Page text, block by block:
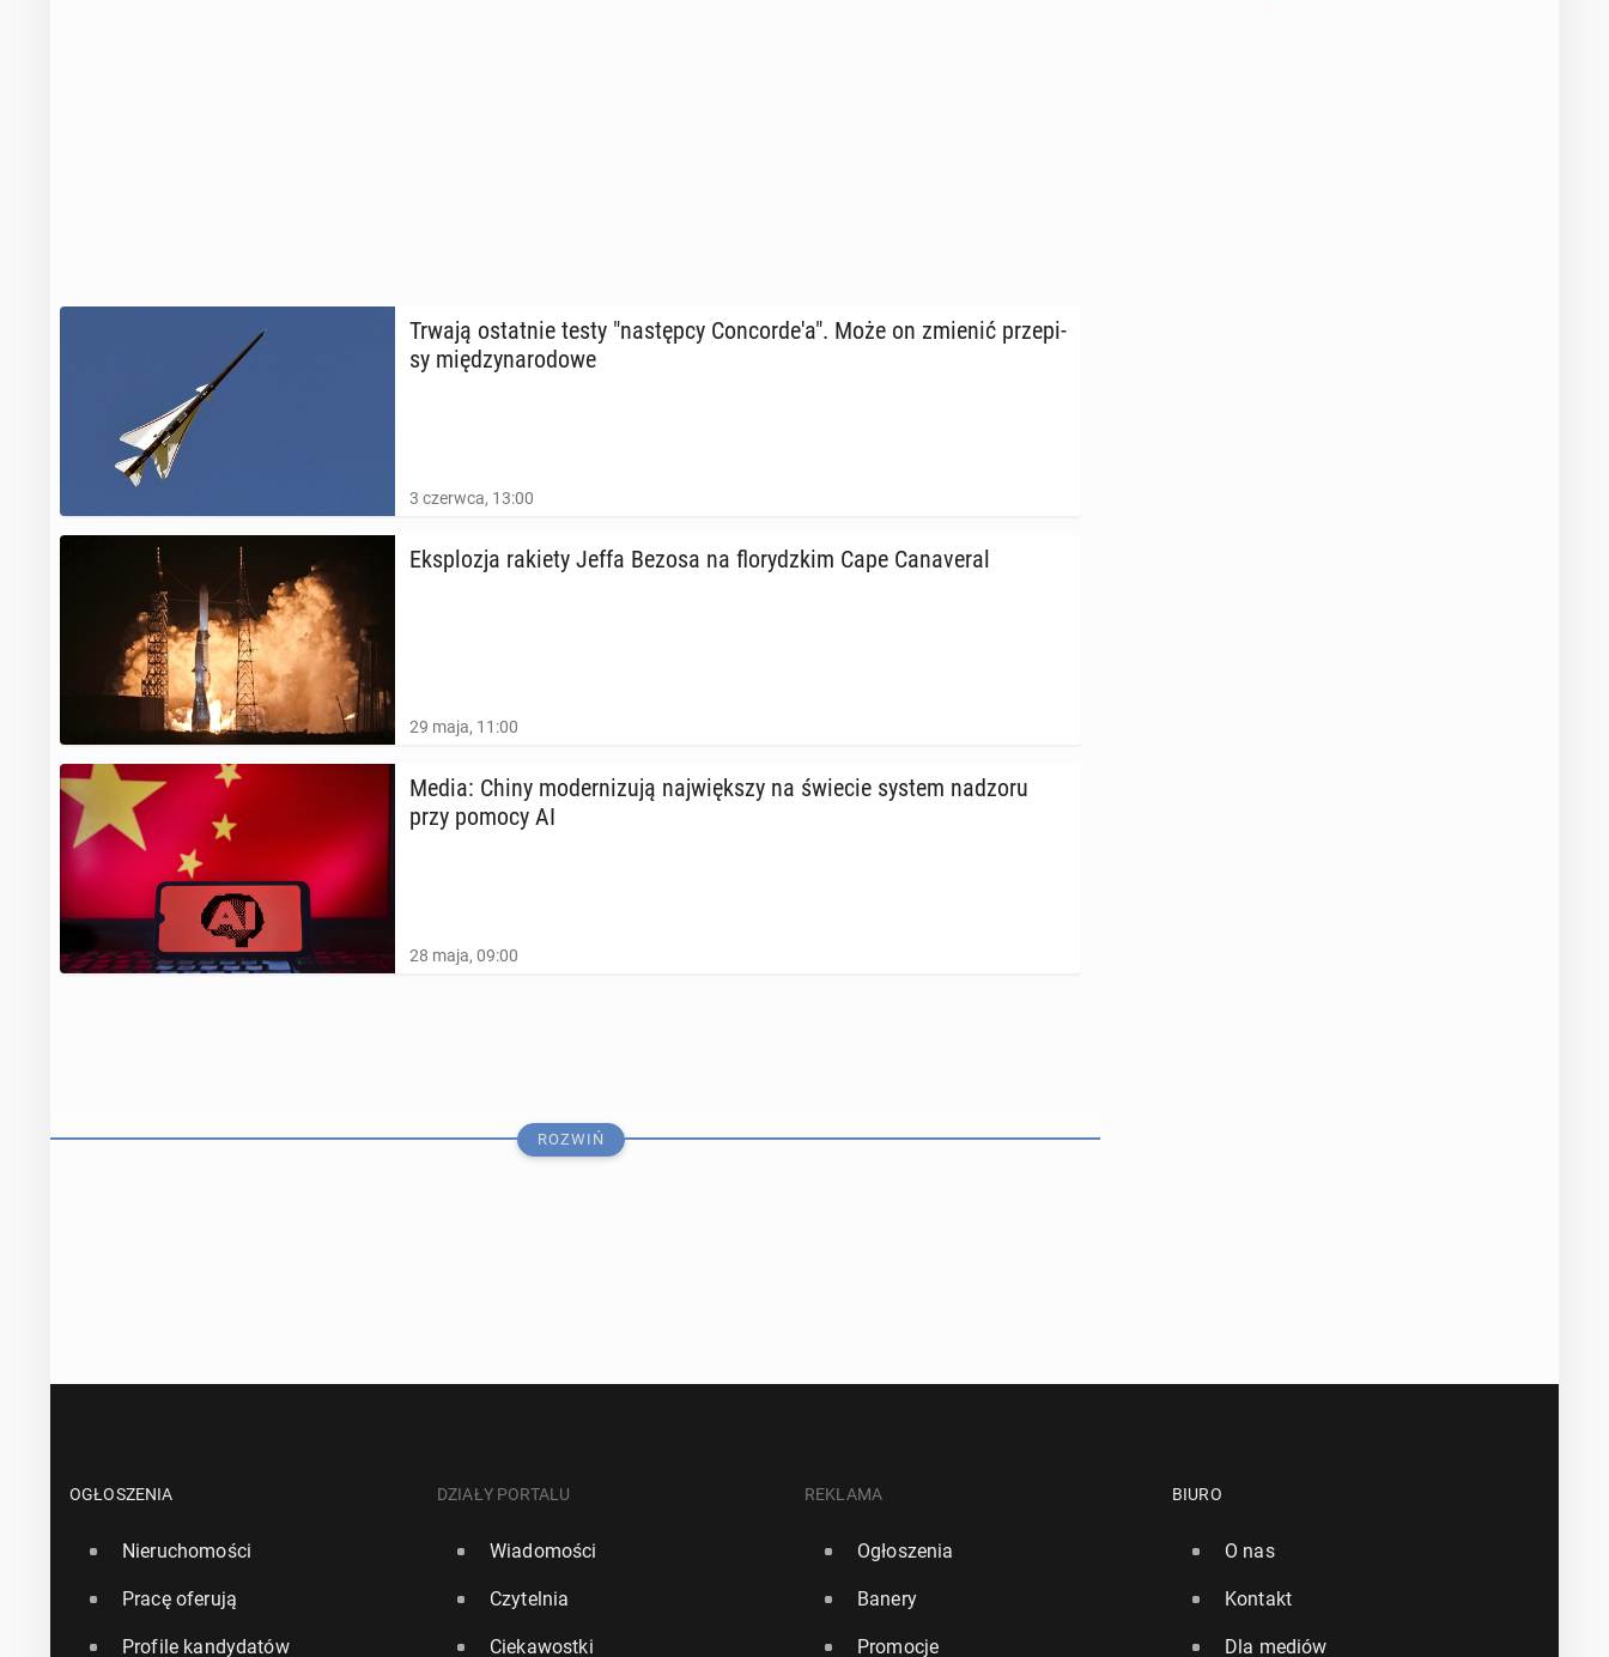
Trwają ostat­nie testy "na­stęp­cy Con­cor­de­'a". Może on zmienić prze­pi­
sy mię­dzy­na­ro­do­we
3 czerwca, 13:00
Eks­plo­zja rakiety Jeffa Bezosa na flo­rydz­kim Cape Ca­na­ve­ral
29 maja, 11:00
Media: Chiny mo­der­ni­zu­ją naj­więk­szy na świecie system nadzoru
przy pomocy AI
28 maja, 09:00
Elon Musk: "Za 10–20 lat praca będzie wyborem, a pie­nią­dze stracą
ROZWIŃ
OGŁOSZENIA
Nieruchomości
Pracę oferują
Profile kandydatów
DZIAŁY PORTALU
Wiadomości
Czytelnia
Ciekawostki
REKLAMA
Ogłoszenia
Banery
Promocje
BIURO
O nas
Kontakt
Dla mediów